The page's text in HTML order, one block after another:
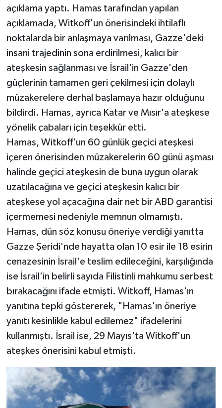
açıklama yaptı. Hamas tarafından yapılan
açıklamada, Witkoff'un önerisindeki ihtilaflı
noktalarda bir anlaşmaya varılması, Gazze'deki
insani trajedinin sona erdirilmesi, kalıcı bir
ateşkesin sağlanması ve İsrail'in Gazze'den
güçlerinin tamamen geri çekilmesi için dolaylı
müzakerelere derhal başlamaya hazır olduğunu
bildirdi. Hamas, ayrıca Katar ve Mısır'a ateşkese
yönelik çabaları için teşekkür etti.
Hamas, Witkoff'un 60 günlük geçici ateşkesi
içeren önerisinden müzakerelerin 60 günü aşması
halinde geçici ateşkesin de buna uygun olarak
uzatılacağına ve geçici ateşkesin kalıcı bir
ateşkese yol açacağına dair net bir ABD garantisi
içermemesi nedeniyle memnun olmamıştı.
Hamas, dün söz konusu öneriye verdiği yanıtta
Gazze Şeridi'nde hayatta olan 10 esir ile 18 esirin
cenazesinin İsrail'e teslim edileceğini, karşılığında
ise İsrail'in belirli sayıda Filistinli mahkumu serbest
bırakacağını ifade etmişti. Witkoff, Hamas'ın
yanıtına tepki göstererek, "Hamas'ın öneriye
yanıtı kesinlikle kabul edilemez" ifadelerini
kullanmıştı. İsrail ise, 29 Mayıs'ta Witkoff'un
ateşkes önerisini kabul etmişti.